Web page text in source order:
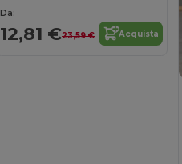
Da:
12,81 €23,59 € Acquista